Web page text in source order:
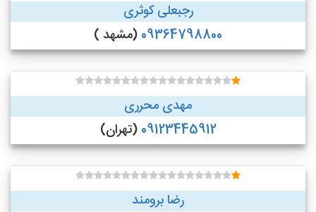
رجبعلی کوثری
09364798800 (مشهد )
مهدی محرری
09123445912 (تهران)
رضا برومند